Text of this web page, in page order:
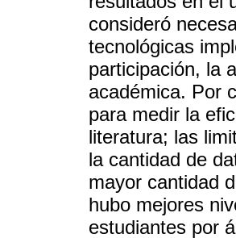
consideró
tecnológicas
participación, la
académica. Por
para medir la
literatura; las
la cantidad de
mayor cantidad
hubo mejores
estudiantes por